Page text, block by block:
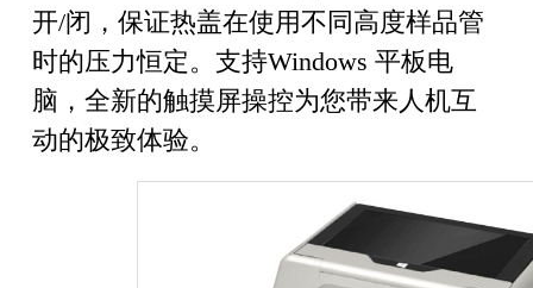
开/闭，保证热盖在使用不同高度样品管
时的压力恒定。支持Windows 平板电
脑，全新的触摸屏操控为您带来人机互
动的极致体验。